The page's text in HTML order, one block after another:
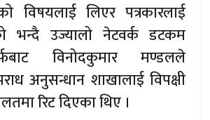
विषयलाई लिएर पत्रकारलाई
भन्दै उज्यालो नेटवर्क डटकम
विनोदकुमार मण्डलले
अनुसन्धान शाखालाई विपक्षी
रिट दिएका थिए ।